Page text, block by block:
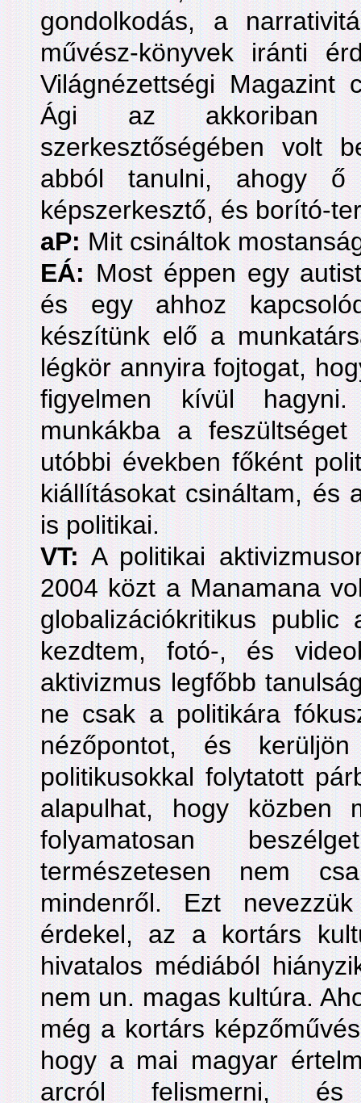
gondolkodás, a
művész-könyvek iránti
Világnézettségi Magazint
Ági az akkoriban
szerkesztőségében volt
abból tanulni, ahogy ő
képszerkesztő, és borító-
aP:Mit csináltok
EÁ:Most éppen egy
és egy ahhoz
készítünk elő a
légkör annyira fojtogat,
figyelmen kívül hagyni.
munkákba a
utóbbi években főként
kiállításokat csináltam, és
is politikai.
VT:A politikai
2004 közt a Manamana
globalizációkritikus
kezdtem, fotó-, és
aktivizmus legfőbb
ne csak a politikára
nézőpontot, és
politikusokkal folytatott
alapulhat, hogy
folyamatosan
természetesen nem
mindenről. Ezt
érdekel, az a kortárs
hivatalos médiából
nem un. magas kultúra.
még a kortárs
hogy a mai magyar
arcról felismerni,